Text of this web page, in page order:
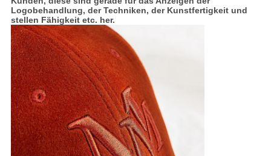
Logobehandlung, der Techniken, der Kunstfertigkeit und
stellen Fähigkeit etc. her.